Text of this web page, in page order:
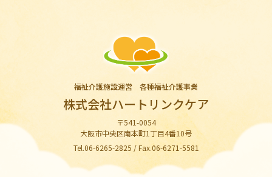
福祉介護施設運営 各種福祉介護事業
株式会社ハートリンクケア
〒541-0054
大阪市中央区南本町1丁目4番10号
Tel.06-6265-2825 / Fax.06-6271-5581